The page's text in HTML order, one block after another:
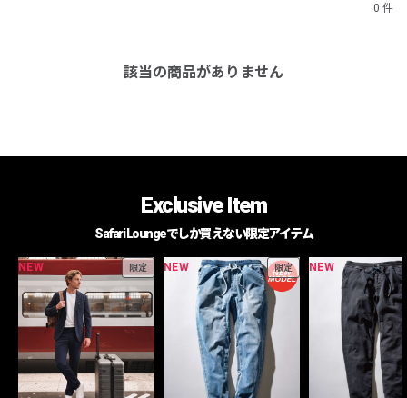
0 件
該当の商品がありません
Exclusive Item
Safari Loungeでしか買えない限定アイテム
NEW 限定 NEW 限定 NEW